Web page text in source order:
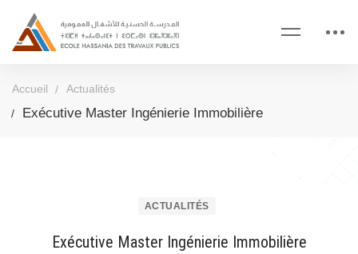
Accueil Actualités
Exécutive Master Ingénierie Immobilière
ACTUALITÉS
Exécutive Master Ingénierie Immobilière